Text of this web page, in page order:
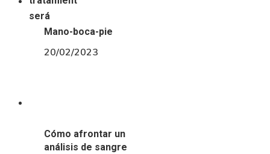
Mano-boca-pie
20/02/2023
Cómo afrontar un
análisis de sangre